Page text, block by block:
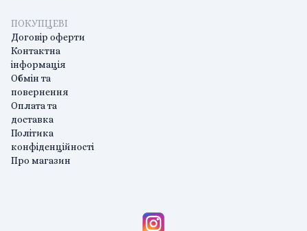
ПОКУПЦЕВІ
Договір оферти
Контактна
інформація
Обмін та
повернення
Оплата та
доставка
Політика
конфіденційності
Про магазин